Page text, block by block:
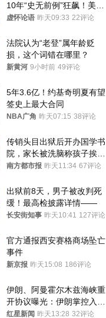
10年“史无前例”狂飙！美军
真慌了
虚怀论语 昨天09:33 22评论
法院认为“老登”属年龄贬
损，这个词错在哪里？
新黄河 9小时前 49评论
5年3.6亿！约基奇明夏有望
签史上最大合同
NBA广角 昨天07:15 38评论
传销头目出狱后开办国学书
院，家长被洗脑称孩子挨打
才有效果
南方都市报 昨天11:34 67评论
出狱前8天，男子被改判死
缓！最高检披露详情——
长安街知事 昨天10:41 127评论
官方通报西安赛格商场坠亡
事件
新京报 昨天15:08 186评论
伊朗、阿曼霍尔木兹海峡重
开协议曝光：伊朗掌控入湾
航道，与阿曼平分“服务费”
红星新闻 昨天13:28 32评论